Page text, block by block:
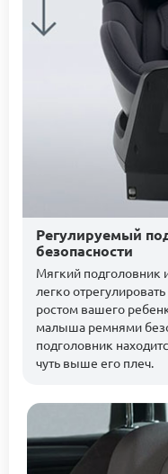
Регулируемый
безопасности
Мягкий подголовник
легко
ростом вашего
малыша ремнями
подголовник
чуть выше его плеч.